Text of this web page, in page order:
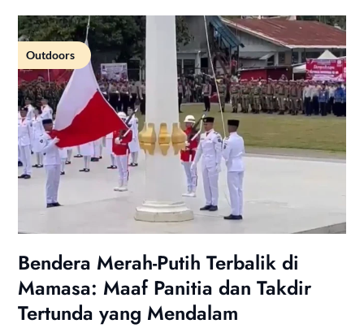
Outdoors
Bendera Merah-Putih Terbalik di
Mamasa: Maaf Panitia dan Takdir
Tertunda yang Mendalam